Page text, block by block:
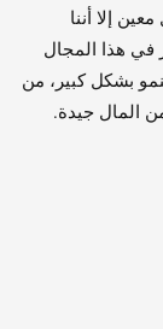
إلا أننا
هذا المجال
بشكل كبير، من
المال جيدة.